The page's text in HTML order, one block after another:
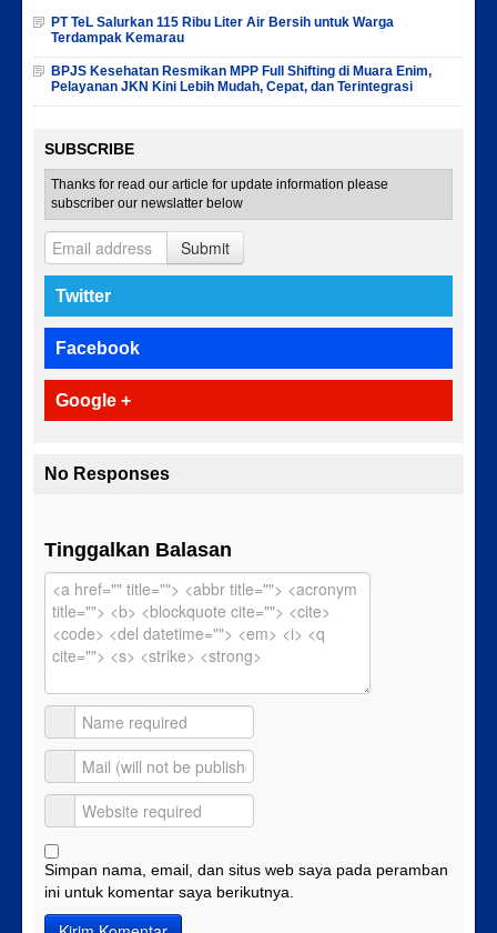
PT TeL Salurkan 115 Ribu Liter Air Bersih untuk Warga
Terdampak Kemarau
BPJS Kesehatan Resmikan MPP Full Shifting di Muara Enim,
Pelayanan JKN Kini Lebih Mudah, Cepat, dan Terintegrasi
SUBSCRIBE
Thanks for read our article for update information please
subscriber our newslatter below
Submit
Twitter
Facebook
Google +
No Responses
Tinggalkan Balasan
Simpan nama, email, dan situs web saya pada peramban
ini untuk komentar saya berikutnya.